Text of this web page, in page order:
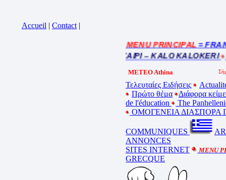
Accueil | Contact |
= MENU PRINCIPAL=
BEL ETE – ΚΑΛΟ ΚΑΛΟΚΑΙΡΙ – KALO KALOKERI
METEO Athina
Τελευταίες Ειδήσεις
Πρώτο θέμα
Διάφορα
de l'éducation
The
ΟΜΟΓΕΝΕΙΑ ΔΙΑΣΠΟΡΑ
COMMUNIQUES
ANNONCES
SITES INTERNET
MENU
GRECQUE